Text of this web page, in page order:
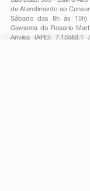
de Atendimento ao
Sábado das 8h às
Giovanna do Rosario
Anvisa (AFE): 7.15583.1